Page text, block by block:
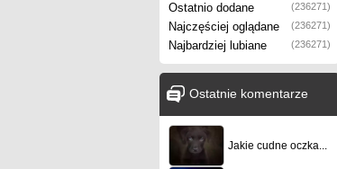
Ostatnio dodane (236271)
Najczęściej oglądane (236271)
Najbardziej lubiane (236271)
Ostatnie komentarze
Jakie cudne oczka...